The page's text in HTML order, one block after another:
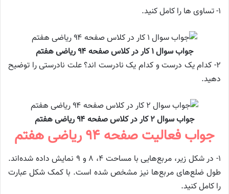
۱- تساوی ها را کامل کنید.
جواب سوال ۱ کار در کلاس صفحه ۹۴ ریاضی هفتم
۲- کدام یک درست و کدام یک نادرست اند؟ علت نادرستی را توضیح
دهید.
جواب سوال ۲ کار در کلاس صفحه ۹۴ ریاضی هفتم
جواب فعالیت صفحه ۹۴ ریاضی هفتم
۱- در شکل زیر، مربع‌هایی با مساحت ۴، ۸ و ۹ نمایش داده شده‌اند.
طول ضلع‌های مربع‌ها نیز مشخص شده است. با کمک شکل عبارت
را کامل کنید.